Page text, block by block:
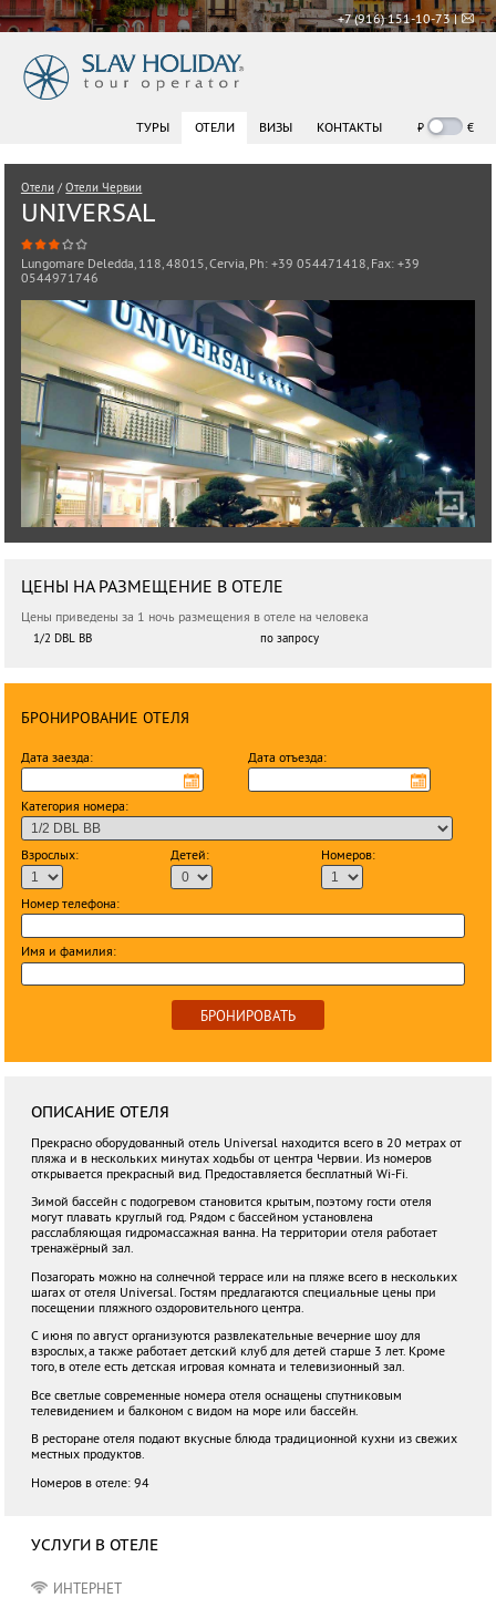
+7 (916) 151-10-73 |
ТУРЫ ОТЕЛИ ВИЗЫ КОНТАКТЫ ₽ €
Отели / Отели Червии
UNIVERSAL
Lungomare Deledda, 118, 48015, Cervia, Ph: +39 054471418, Fax: +39
0544971746
ЦЕНЫ НА РАЗМЕЩЕНИЕ В ОТЕЛЕ
Цены приведены за 1 ночь размещения в отеле на человека
1/2 DBL BB
по запросу
БРОНИРОВАНИЕ ОТЕЛЯ
Дата заезда: Дата отъезда:
Категория номера:
Взрослых: Детей: Номеров:
Номер телефона:
Имя и фамилия:
БРОНИРОВАТЬ
ОПИСАНИЕ ОТЕЛЯ
Прекрасно оборудованный отель Universal находится всего в 20 метрах от
пляжа и в нескольких минутах ходьбы от центра Червии. Из номеров
открывается прекрасный вид. Предоставляется бесплатный Wi-Fi.
Зимой бассейн с подогревом становится крытым, поэтому гости отеля
могут плавать круглый год. Рядом с бассейном установлена
расслабляющая гидромассажная ванна. На территории отеля работает
тренажёрный зал.
Позагорать можно на солнечной террасе или на пляже всего в нескольких
шагах от отеля Universal. Гостям предлагаются специальные цены при
посещении пляжного оздоровительного центра.
С июня по август организуются развлекательные вечерние шоу для
взрослых, а также работает детский клуб для детей старше 3 лет. Кроме
того, в отеле есть детская игровая комната и телевизионный зал.
Все светлые современные номера отеля оснащены спутниковым
телевидением и балконом с видом на море или бассейн.
В ресторане отеля подают вкусные блюда традиционной кухни из свежих
местных продуктов.
Номеров в отеле: 94
УСЛУГИ В ОТЕЛЕ
ИНТЕРНЕТ